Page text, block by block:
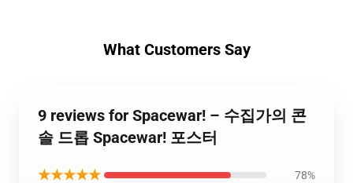
What Customers Say
9 reviews for Spacewar! – 수집가의 콘
솔 드롭 Spacewar! 포스터
★★★★★ 78%